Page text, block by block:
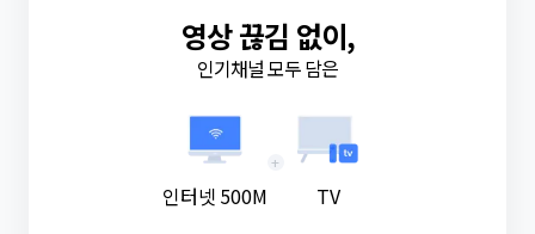
영상 끊김 없이,
인기채널 모두 담은
인터넷 500M
+
TV